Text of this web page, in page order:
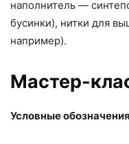
наполнитель —
бусинки), нитки для
например).
Мастер-
Условные